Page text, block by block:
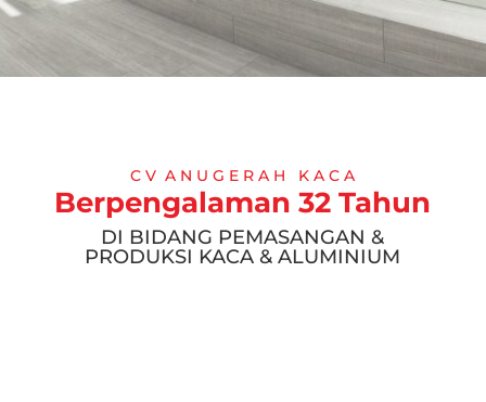
C V A N U G E R A H K A C A
Berpengalaman 32 Tahun
DI BIDANG PEMASANGAN &
PRODUKSI KACA & ALUMINIUM